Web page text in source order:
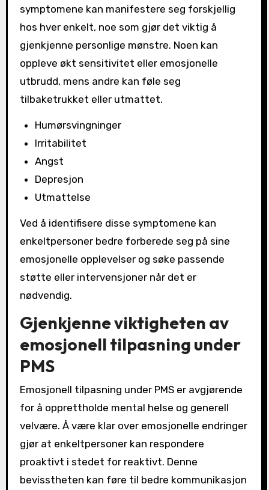
symptomene kan manifestere seg forskjellig
hos hver enkelt, noe som gjør det viktig å
gjenkjenne personlige mønstre. Noen kan
oppleve økt sensitivitet eller emosjonelle
utbrudd, mens andre kan føle seg
tilbaketrukket eller utmattet.
Humørsvingninger
Irritabilitet
Angst
Depresjon
Utmattelse
Ved å identifisere disse symptomene kan
enkeltpersoner bedre forberede seg på sine
emosjonelle opplevelser og søke passende
støtte eller intervensjoner når det er
nødvendig.
Gjenkjenne viktigheten av
emosjonell tilpasning under
PMS
Emosjonell tilpasning under PMS er avgjørende
for å opprettholde mental helse og generell
velvære. Å være klar over emosjonelle endringer
gjør at enkeltpersoner kan respondere
proaktivt i stedet for reaktivt. Denne
bevisstheten kan føre til bedre kommunikasjon